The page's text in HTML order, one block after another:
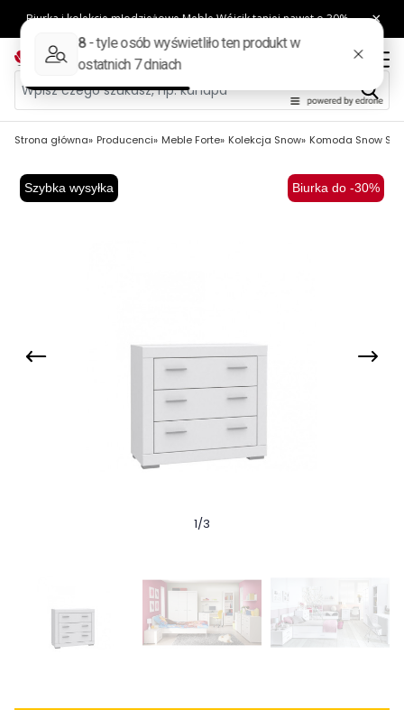
Strona główna Producenci Meble Forte Kolekcja Snow Komoda Snow
Szybka wysyłka Biurka do -30%
1/3